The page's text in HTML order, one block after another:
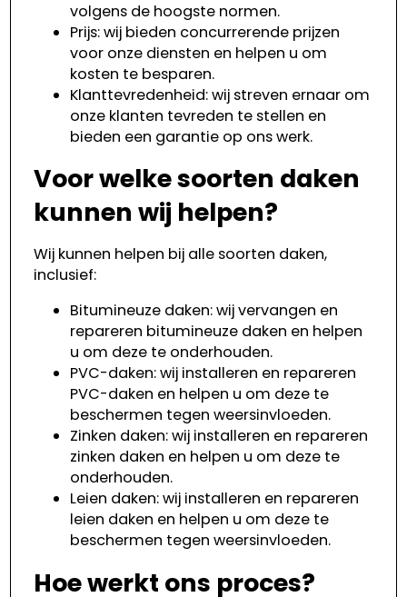
volgens de hoogste normen.
Prijs: wij bieden concurrerende prijzen
voor onze diensten en helpen u om
kosten te besparen.
Klanttevredenheid: wij streven ernaar om
onze klanten tevreden te stellen en
bieden een garantie op ons werk.
Voor welke soorten daken
kunnen wij helpen?
Wij kunnen helpen bij alle soorten daken,
inclusief:
Bitumineuze daken: wij vervangen en
repareren bitumineuze daken en helpen
u om deze te onderhouden.
PVC-daken: wij installeren en repareren
PVC-daken en helpen u om deze te
beschermen tegen weersinvloeden.
Zinken daken: wij installeren en repareren
zinken daken en helpen u om deze te
onderhouden.
Leien daken: wij installeren en repareren
leien daken en helpen u om deze te
beschermen tegen weersinvloeden.
Hoe werkt ons proces?